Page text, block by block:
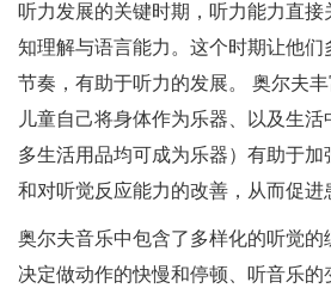
听力发展的关键时期，听力能力直
知理解与语言能力。这个时期让他
节奏，有助于听力的发展。 奥尔夫
儿童自己将身体作为乐器、以及生
多生活用品均可成为乐器）有助于
和对听觉反应能力的改善，从而促进
奥尔夫音乐中包含了多样化的听觉
决定做动作的快慢和停顿、听音乐